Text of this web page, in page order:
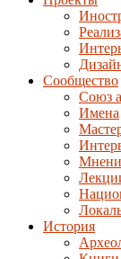
Сообщество
Союз
Имена
История